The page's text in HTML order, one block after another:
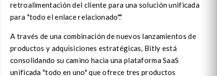
retroalimentación del cliente para una solución unificada
para "todo el enlace relacionado"."
A través de una combinación de nuevos lanzamientos de
productos y adquisiciones estratégicas, Bitly está
consolidando su camino hacia una plataforma SaaS
unificada "todo en uno" que ofrece tres productos